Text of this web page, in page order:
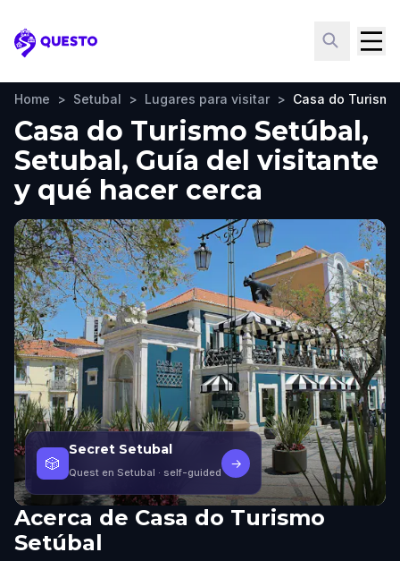
Questo
Home > Setubal > Lugares para visitar > Casa do
Casa do Turismo Setúbal,
Setubal, Guía del visitante
y qué hacer cerca
🎲
Secret Setubal
Quest en Setubal · self-guided
→
Acerca de Casa do Turismo
Setúbal